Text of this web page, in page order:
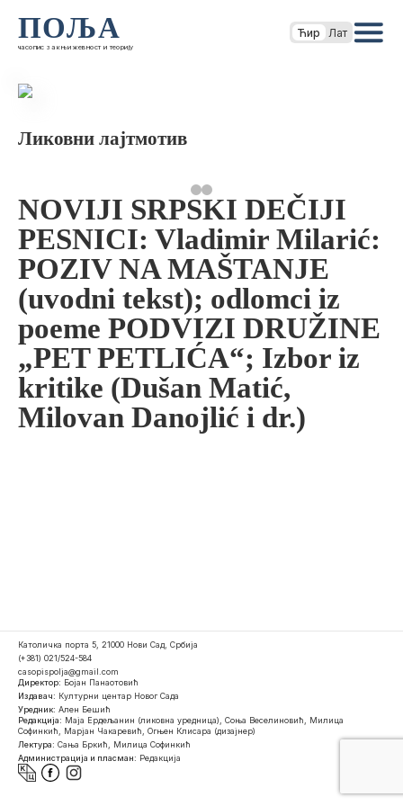
ПОЉА
часопис за књижевност и теорију
Ћир Лат
Ликовни лајтмотив
NOVIJI SRPSKI DEČIJI
PESNICI: Vladimir Milarić:
POZIV NA MAŠTANJE
(uvodni tekst); odlomci iz
poeme PODVIZI DRUŽINE
„PET PETLIĆA“; Izbor iz
kritike (Dušan Matić,
Milovan Danojlić i dr.)
Католичка порта 5, 21000 Нови Сад, Србија
(+381) 021/524-584
casopispolja@gmail.com
Директор: Бојан Панаотовић
Издавач: Културни центар Новог Сада
Уредник: Ален Бешић
Редакција: Маја Ердељанин (ликовна уредница), Соња Веселиновић, Милица
Софинкић, Марјан Чакаревић, Огњен Клисара (дизајнер)
Лектура: Сања Бркић, Милица Софинкић
Администрација и пласман: Редакција